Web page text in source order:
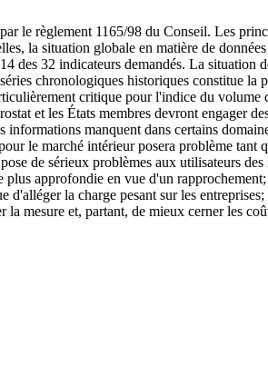
le règlement 1165/98 du Conseil. Les
la situation globale en matière de
des 32 indicateurs demandés. La situation
chronologiques historiques constitue la
critique pour l'indice du volume
et les États membres devront engager
manquent dans certains
le marché intérieur posera problème tant
de sérieux problèmes aux utilisateurs
approfondie en vue d'un
d'alléger la charge pesant sur les
mesure et, partant, de mieux cerner les